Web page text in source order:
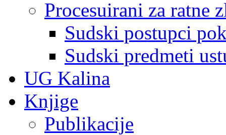
Procesuirani za ratne
Sudski postupci
Sudski predmeti
UG Kalina
Knjige
Publikacije